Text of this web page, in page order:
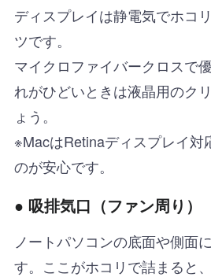
ディスプレイは静電気でホコ
ツです。
マイクロファイバークロスで
れがひどいときは液晶用のク
ょう。
※MacはRetinaディスプレイ対
のが安心です。
● 吸排気口（ファン周り）
ノートパソコンの底面や側面
す。ここがホコリで詰まると